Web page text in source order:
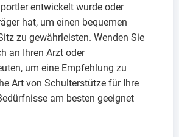
entwickelt wurde oder
hat, um einen bequemen
zu gewährleisten. Wenden Sie
an Ihren Arzt oder
um eine Empfehlung zu
Art von Schulterstütze für Ihre
am besten geeignet